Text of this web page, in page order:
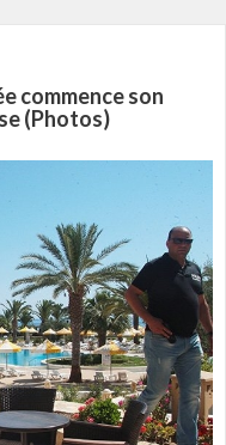
commence son
(Photos)